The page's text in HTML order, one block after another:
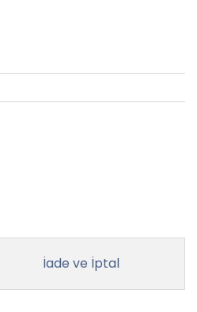
İade ve İptal